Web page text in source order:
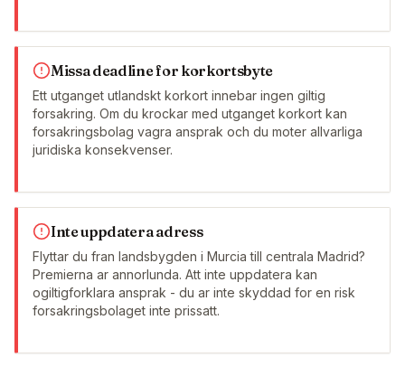
Missa deadline for korkortsbyte
Ett utganget utlandskt korkort innebar ingen giltig
forsakring. Om du krockar med utganget korkort kan
forsakringsbolag vagra ansprak och du moter allvarliga
juridiska konsekvenser.
Inte uppdatera adress
Flyttar du fran landsbygden i Murcia till centrala Madrid?
Premierna ar annorlunda. Att inte uppdatera kan
ogiltigforklara ansprak - du ar inte skyddad for en risk
forsakringsbolaget inte prissatt.